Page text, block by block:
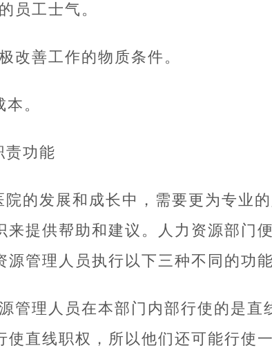
员工士气。
改善工作的物质条件。
。
责功能
的发展和成长中，需要更为专业
来提供帮助和建议。人力资源部门
管理人员执行以下三种不同的功能
管理人员在本部门内部行使的是直
直线职权，所以他们还可能行使